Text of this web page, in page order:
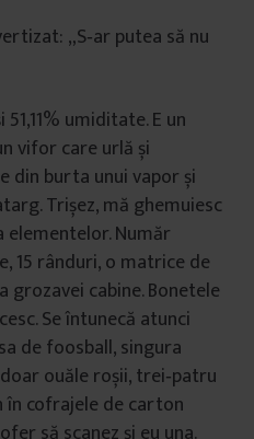
„S‑ar putea să nu
umiditate. E un
vifor care urlă și
din burta unui vapor și
Trișez, mă ghemuiesc
Număr
15 rânduri, o matrice de
grozavei cabine. Bonetele
Se întunecă atunci
de foosball, singura
ouăle roșii, trei‑patru
în cofrajele de carton